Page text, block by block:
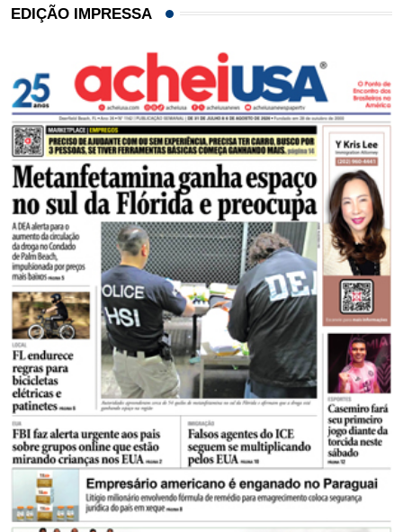
EDIÇÃO IMPRESSA